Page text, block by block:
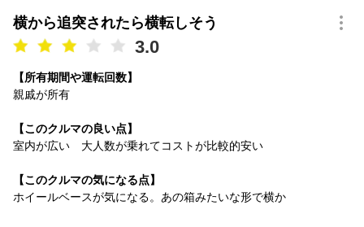
横から追突されたら横転しそう
3.0
【所有期間や運転回数】
親戚が所有
【このクルマの良い点】
室内が広い 大人数が乗れてコストが比較的安い
【このクルマの気になる点】
ホイールベースが気になる。あの箱みたいな形で横か